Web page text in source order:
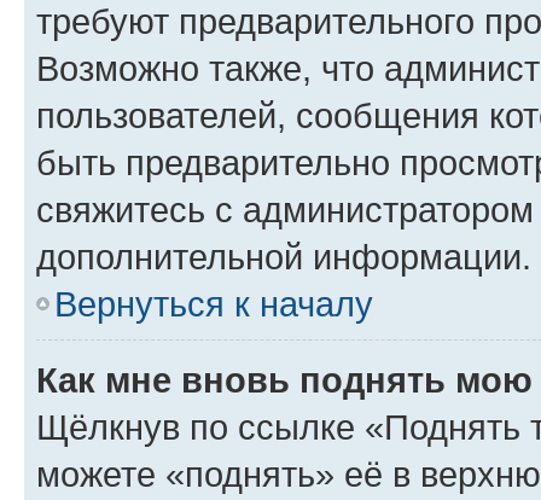
требуют предварительного
Возможно также, что
пользователей, сообщения
быть предварительно
свяжитесь с
дополнительной информации.
Вернуться к началу
Как мне вновь поднять мою
Щёлкнув по ссылке «Поднять
можете «поднять» её в